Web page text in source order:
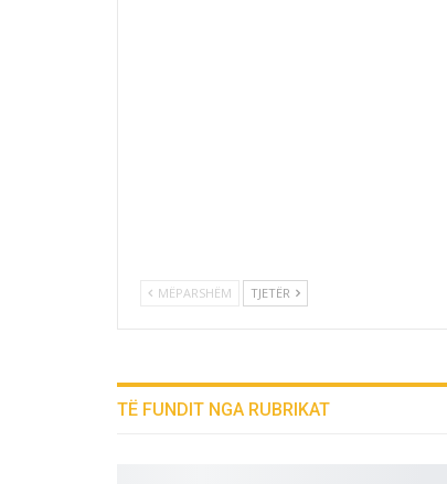
MËPARSHËM TJETËR
TË FUNDIT NGA RUBRIKAT